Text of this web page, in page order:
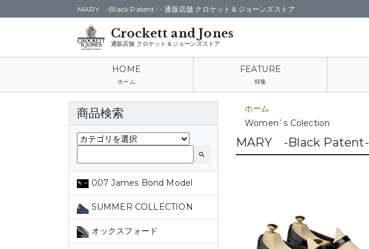
通販店舗 クロケット＆ジョーンズストア
MARY -Black Patent- -通販店舗 クロケット＆ジョーンズストア
ホーム 特集
ホーム
Women`s Colection
MARY -Black Patent-
商品検索
search
007 James Bond Model
SUMMER COLLECTION
オックスフォード